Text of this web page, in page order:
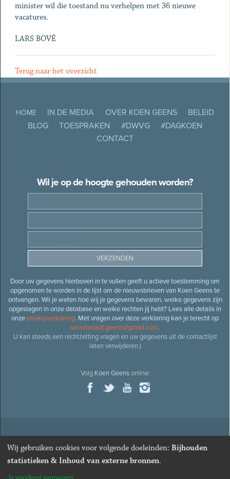
minister wil die toestand nu verhelpen met 36 nieuwe
vacatures.
LARS BOVÉ
Terug naar het overzicht
HOME IN DE MEDIA OVER KOEN GEENS
BELEID
BLOG
TOESPRAKEN #DWVG
#DAGKOEN
CONTACT
Wil je op de hoogte gehouden worden?
Door uw gegevens hierboven in te vullen geeft u actieve toestemming om
opgenomen te worden in de lijst om de nieuwsbrieven van Koen Geens te
ontvangen. Wil je weten hoe wij je gegevens bewaren, welke gegevens zijn
opgeslagen in onze database en welke rechten jij hebt? Lees alle details in
onze privacyverklaring. Met vragen over deze verklaring kan je terecht op
secretariaat.geens@gmail.com.
U kan steeds een rechtzetting vragen en uw gegevens uit de contactlijst
laten verwijderen.)
Volg Koen Geensonline:
© 2026Oud-minister en ere-volksvertegenwoordiger Koen
· Alle rechten voorbehouden · Cookies wijzigen
Webdesign&website ontwikkelingdoor Zenjoy in Leuven
Wij gebruiken cookies voor volgende doeleinden: Bijhouden
statistieken & Inhoud van externe bronnen.